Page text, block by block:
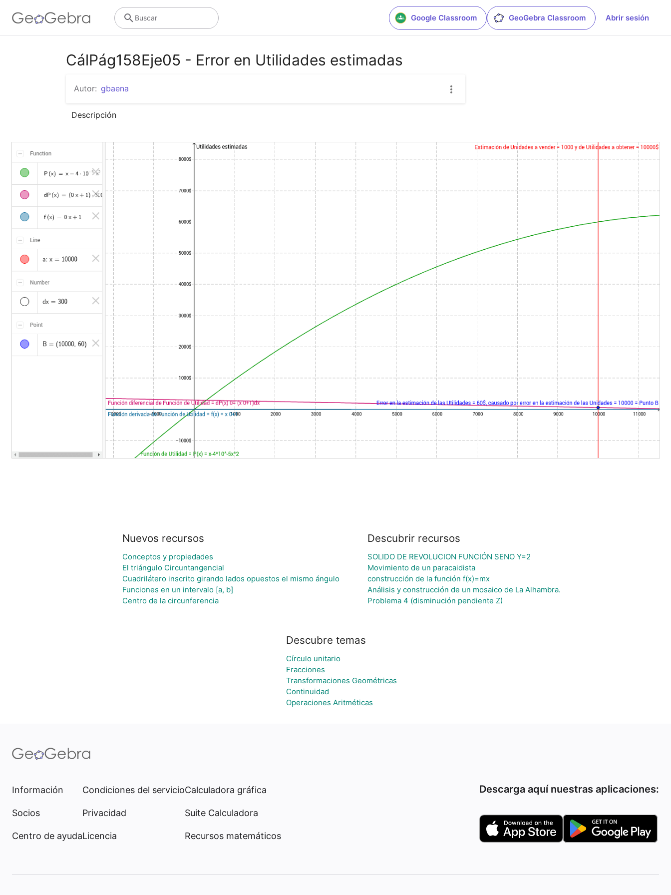
Google Classroom GeoGebra Classroom Abrir sesión
Buscar
CálPág158Eje05 - Error en Utilidades estimadas
Autor: gbaena
Descripción
Nuevos recursos
Conceptos y propiedades
El triángulo Circuntangencial
Cuadrilátero inscrito girando lados opuestos el mismo ángulo
Funciones en un intervalo [a, b]
Centro de la circunferencia
Descubrir recursos
SOLIDO DE REVOLUCION FUNCIÓN SENO Y=2
Movimiento de un paracaidista
construcción de la función f(x)=mx
Análisis y construcción de un mosaico de La Alhambra.
Problema 4 (disminución pendiente Z)
Descubre temas
Círculo unitario
Fracciones
Transformaciones Geométricas
Continuidad
Operaciones Aritméticas
Información
Socios
Centro de ayuda
Condiciones del servicio
Privacidad
Licencia
Calculadora gráfica
Suite Calculadora
Recursos matemáticos
Descarga aquí nuestras aplicaciones: